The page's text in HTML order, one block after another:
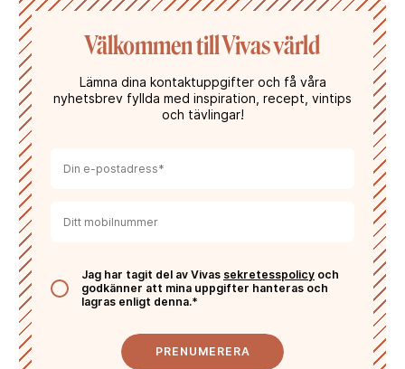
Välkommen till Vivas värld
Lämna dina kontaktuppgifter och få våra
nyhetsbrev fyllda med inspiration, recept, vintips
och tävlingar!
Jag har tagit del av Vivas sekretesspolicy och
godkänner att mina uppgifter hanteras och
lagras enligt denna.*
PRENUMERERA